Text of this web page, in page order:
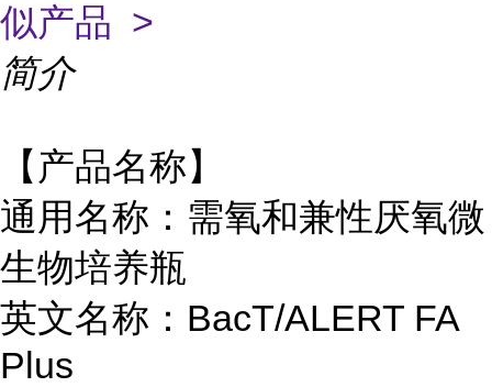
似产品 >
简介
【产品名称】
通用名称：需氧和兼性厌氧微
生物培养瓶
英文名称：BacT/ALERT FA
Plus